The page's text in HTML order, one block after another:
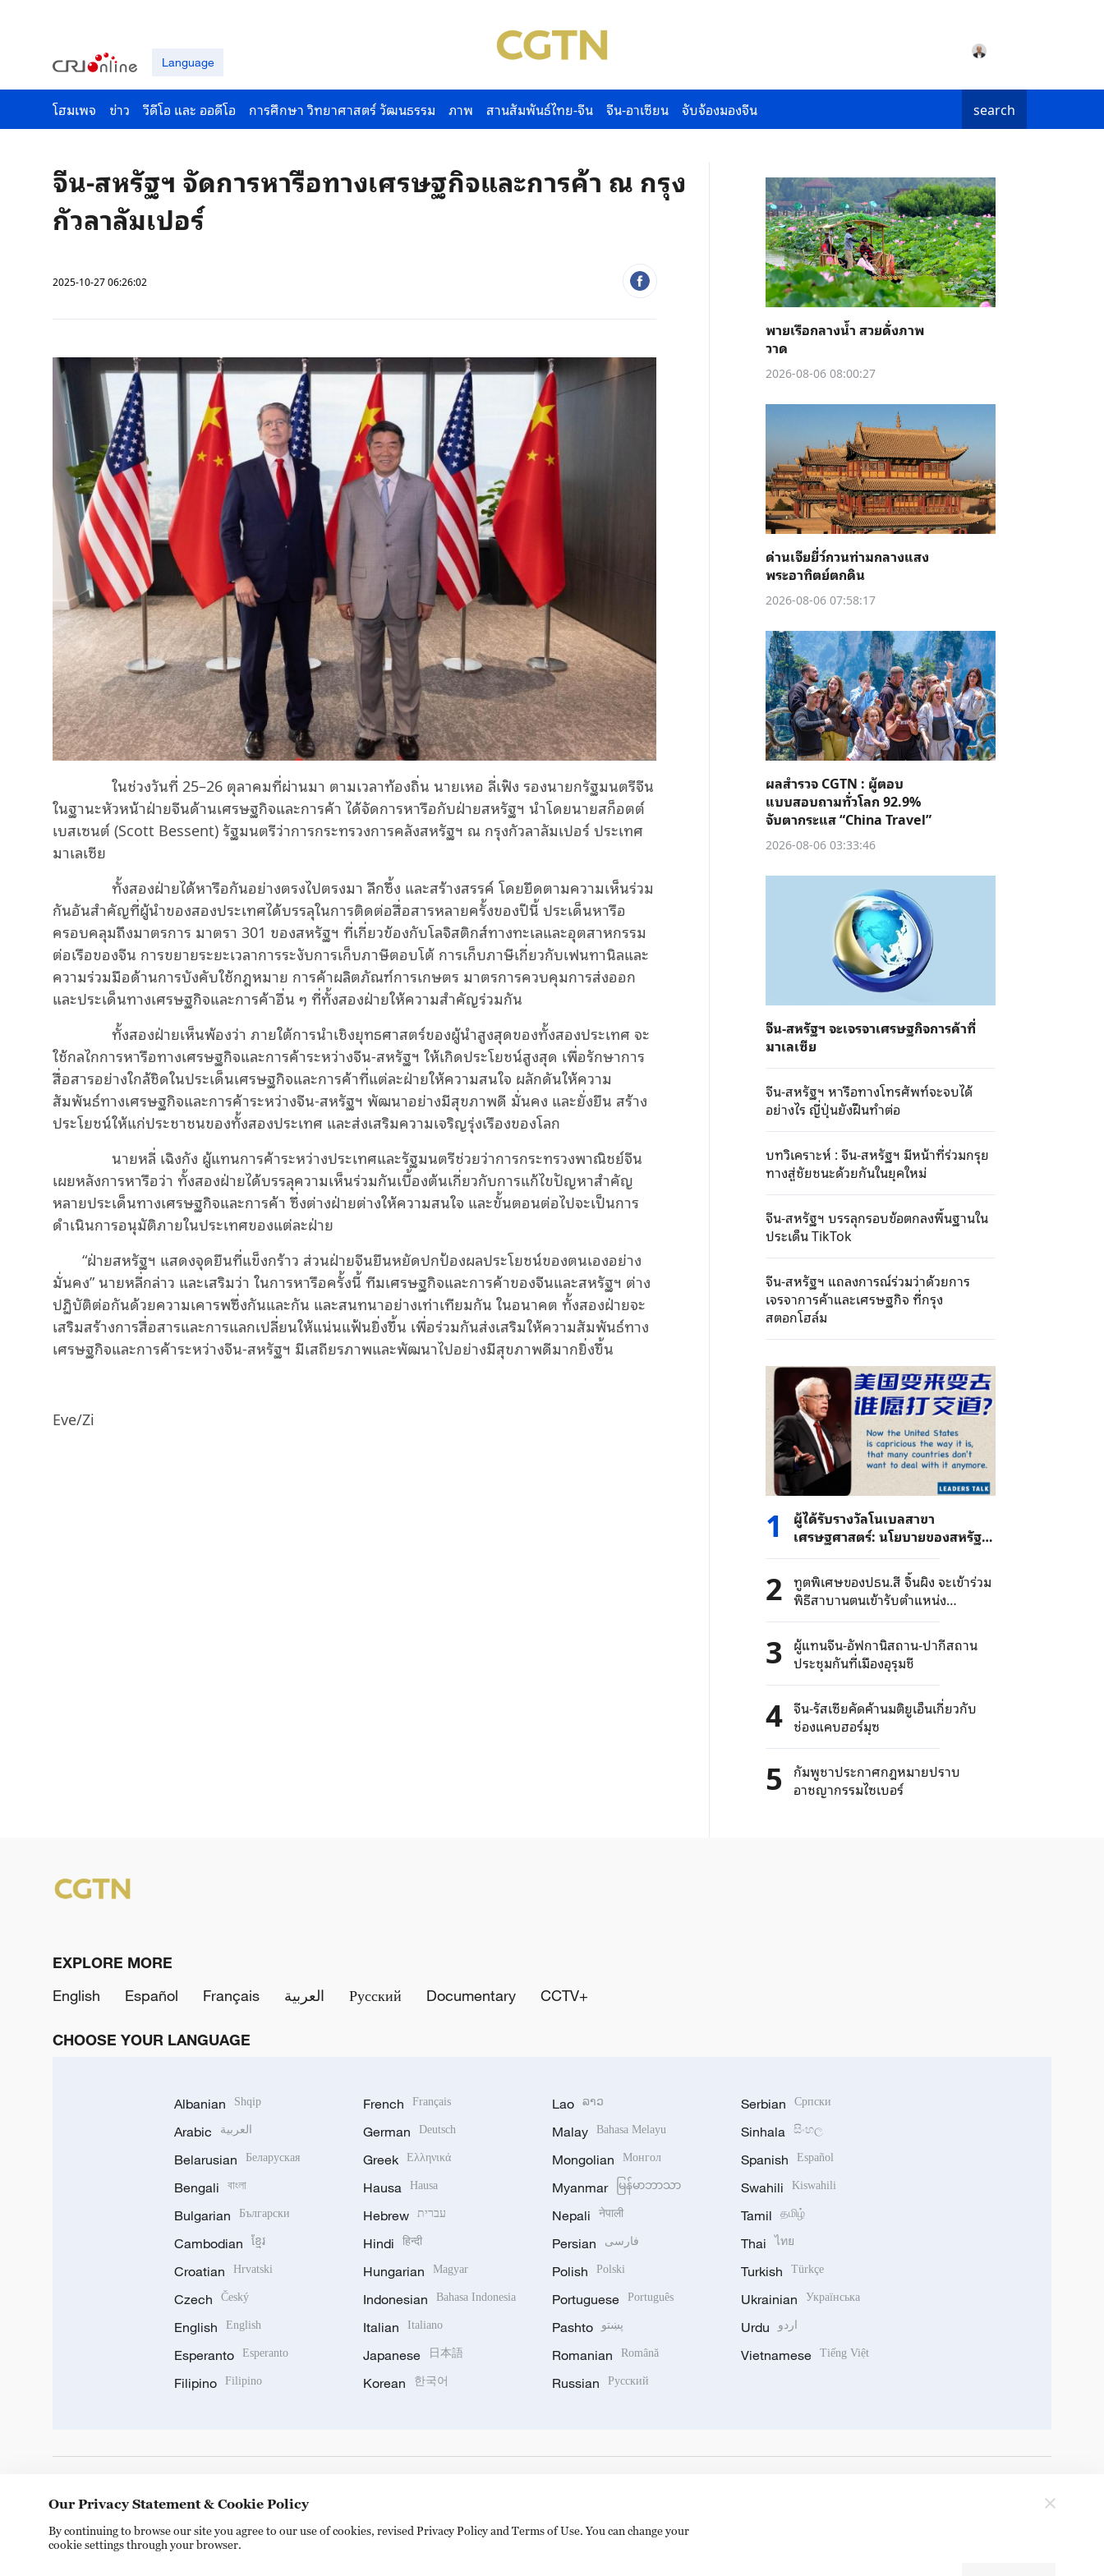
Language
โฮมเพจ ข่าว วีดีโอ และ ออดีโอ การศึกษา วิทยาศาสตร์ วัฒนธรรม ภาพ สานสัมพันธ์ไทย-จีน จีน-อาเซียน จับจ้องมองจีน search
จีน-สหรัฐฯ จัดการหารือทางเศรษฐกิจและการค้า ณ กรุง
กัวลาลัมเปอร์
2025-10-27 06:26:02
ในช่วงวันที่ 25–26 ตุลาคมที่ผ่านมา ตามเวลาท้องถิ่น นายเหอ ลี่เฟิง รองนายกรัฐมนตรีจีน
ในฐานะหัวหน้าฝ่ายจีนด้านเศรษฐกิจและการค้า ได้จัดการหารือกับฝ่ายสหรัฐฯ นำโดยนายสก็อตต์
เบสเซนต์ (Scott Bessent) รัฐมนตรีว่าการกระทรวงการคลังสหรัฐฯ ณ กรุงกัวลาลัมเปอร์ ประเทศ
มาเลเซีย
ทั้งสองฝ่ายได้หารือกันอย่างตรงไปตรงมา ลึกซึ้ง และสร้างสรรค์ โดยยึดตามความเห็นร่วม
กันอันสำคัญที่ผู้นำของสองประเทศได้บรรลุในการติดต่อสื่อสารหลายครั้งของปีนี้ ประเด็นหารือ
ครอบคลุมถึงมาตรการ มาตรา 301 ของสหรัฐฯ ที่เกี่ยวข้องกับโลจิสติกส์ทางทะเลและอุตสาหกรรม
ต่อเรือของจีน การขยายระยะเวลาการระงับการเก็บภาษีตอบโต้ การเก็บภาษีเกี่ยวกับเฟนทานิลและ
ความร่วมมือด้านการบังคับใช้กฎหมาย การค้าผลิตภัณฑ์การเกษตร มาตรการควบคุมการส่งออก
และประเด็นทางเศรษฐกิจและการค้าอื่น ๆ ที่ทั้งสองฝ่ายให้ความสำคัญร่วมกัน
ทั้งสองฝ่ายเห็นพ้องว่า ภายใต้การนำเชิงยุทธศาสตร์ของผู้นำสูงสุดของทั้งสองประเทศ จะ
ใช้กลไกการหารือทางเศรษฐกิจและการค้าระหว่างจีน-สหรัฐฯ ให้เกิดประโยชน์สูงสุด เพื่อรักษาการ
สื่อสารอย่างใกล้ชิดในประเด็นเศรษฐกิจและการค้าที่แต่ละฝ่ายให้ความสนใจ ผลักดันให้ความ
สัมพันธ์ทางเศรษฐกิจและการค้าระหว่างจีน-สหรัฐฯ พัฒนาอย่างมีสุขภาพดี มั่นคง และยั่งยืน สร้าง
ประโยชน์ให้แก่ประชาชนของทั้งสองประเทศ และส่งเสริมความเจริญรุ่งเรืองของโลก
นายหลี่ เฉิงกัง ผู้แทนการค้าระหว่างประเทศและรัฐมนตรีช่วยว่าการกระทรวงพาณิชย์จีน
เผยหลังการหารือว่า ทั้งสองฝ่ายได้บรรลุความเห็นร่วมกันเบื้องต้นเกี่ยวกับการแก้ไขปัญหาสำคัญ
หลายประเด็นทางเศรษฐกิจและการค้า ซึ่งต่างฝ่ายต่างให้ความสนใจ และขั้นตอนต่อไปจะเป็นการ
ดำเนินการอนุมัติภายในประเทศของแต่ละฝ่าย
“ฝ่ายสหรัฐฯ แสดงจุดยืนที่แข็งกร้าว ส่วนฝ่ายจีนยืนหยัดปกป้องผลประโยชน์ของตนเองอย่าง
มั่นคง” นายหลี่กล่าว และเสริมว่า ในการหารือครั้งนี้ ทีมเศรษฐกิจและการค้าของจีนและสหรัฐฯ ต่าง
ปฏิบัติต่อกันด้วยความเคารพซึ่งกันและกัน และสนทนาอย่างเท่าเทียมกัน ในอนาคต ทั้งสองฝ่ายจะ
เสริมสร้างการสื่อสารและการแลกเปลี่ยนให้แน่นแฟ้นยิ่งขึ้น เพื่อร่วมกันส่งเสริมให้ความสัมพันธ์ทาง
เศรษฐกิจและการค้าระหว่างจีน-สหรัฐฯ มีเสถียรภาพและพัฒนาไปอย่างมีสุขภาพดีมากยิ่งขึ้น
Eve/Zi
พายเรือกลางน้ำ สวยดั่งภาพ
วาด
2026-08-06 08:00:27
ด่านเจียยี่ว์กวนท่ามกลางแสง
พระอาทิตย์ตกดิน
2026-08-06 07:58:17
ผลสำรวจ CGTN : ผู้ตอบ
แบบสอบถามทั่วโลก 92.9%
จับตากระแส “China Travel”
2026-08-06 03:33:46
จีน-สหรัฐฯ จะเจรจาเศรษฐกิจการค้าที่
มาเลเซีย
จีน-สหรัฐฯ หารือทางโทรศัพท์จะจบได้
อย่างไร ญี่ปุ่นยังฝืนทำต่อ
บทวิเคราะห์ : จีน-สหรัฐฯ มีหน้าที่ร่วมกรุย
ทางสู่ชัยชนะด้วยกันในยุคใหม่
จีน-สหรัฐฯ บรรลุกรอบข้อตกลงพื้นฐานใน
ประเด็น TikTok
จีน-สหรัฐฯ แถลงการณ์ร่วมว่าด้วยการ
เจรจาการค้าและเศรษฐกิจ ที่กรุง
สตอกโฮล์ม
1
ผู้ได้รับรางวัลโนเบลสาขา
เศรษฐศาสตร์: นโยบายของสหรัฐฯ
เปลี่ยนบ่อยไม่แน่นอน ใครอยากมี
ความสัมพันธ์ไปมาด้วย?
2 ทูตพิเศษของปธน.สี จิ้นผิง จะเข้าร่วม
พิธีสาบานตนเข้ารับตำแหน่ง
ประธานาธิบดีแห่งสาธารณรัฐคองโก
3 ผู้แทนจีน-อัฟกานิสถาน-ปากีสถาน
ประชุมกันที่เมืองอุรุมชี
4 จีน-รัสเซียคัดค้านมติยูเอ็นเกี่ยวกับ
ช่องแคบฮอร์มุซ
5
กัมพูชาประกาศกฎหมายปราบ
อาชญากรรมไซเบอร์
EXPLORE MORE
English
Español Français العربية Русский Documentary CCTV+
CHOOSE YOUR LANGUAGE
Albanian Shqip
Arabic العربية
Belarusian Беларуская
Bengali বাংলা
Bulgarian Български
Cambodian ខ្មែរ
Croatian Hrvatski
Czech Český
English English
Esperanto Esperanto
Filipino Filipino
French Français
German Deutsch
Greek Ελληνικά
Hausa Hausa
Hebrew עברית
Hindi हिन्दी
Hungarian Magyar
Indonesian Bahasa Indonesia
Italian Italiano
Japanese 日本語
Korean 한국어
Lao ລາວ
Malay Bahasa Melayu
Mongolian Монгол
Myanmar မြန်မာဘာသာ
Nepali नेपाली
Persian فارسی
Polish Polski
Portuguese Português
Pashto پښتو
Romanian Română
Russian Русский
Serbian Српски
Sinhala සිංහල
Spanish Español
Swahili Kiswahili
Tamil தமிழ்
Thai ไทย
Turkish Türkçe
Ukrainian Українська
Urdu اردو
Vietnamese Tiếng Việt
Our Privacy Statement & Cookie Policy
By continuing to browse our site you agree to our use of cookies, revised Privacy Policy and Terms of Use. You can change your
cookie settings through your browser.